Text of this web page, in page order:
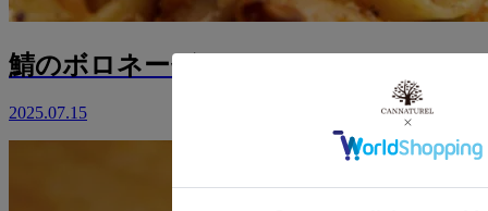
鯖のボロネーゼ
2025.07.15